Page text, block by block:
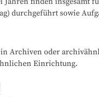
durchgeführt sowie
Archiven oder
Einrichtung.